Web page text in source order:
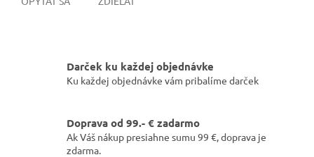
Darček ku každej objednávke
Ku každej objednávke vám pribalíme darček
Doprava od 99.- € zadarmo
Ak Váš nákup presiahne sumu 99 €, doprava je
zdarma.